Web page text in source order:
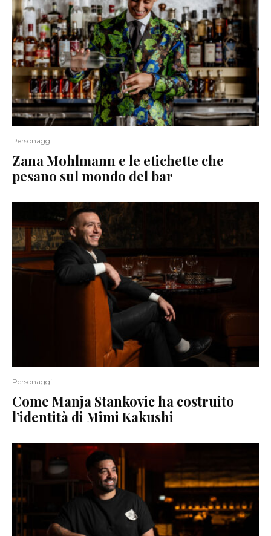
Personaggi
Zana Mohlmann e le etichette che
pesano sul mondo del bar
Personaggi
Come Manja Stankovic ha costruito
l’identità di Mimi Kakushi